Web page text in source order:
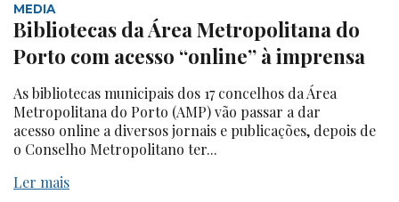
MEDIA
Bibliotecas da Área Metropolitana do
Porto com acesso “online” à imprensa
As bibliotecas municipais dos 17 concelhos da Área
Metropolitana do Porto (AMP) vão passar a dar
acesso online a diversos jornais e publicações, depois de
o Conselho Metropolitano ter...
Ler mais